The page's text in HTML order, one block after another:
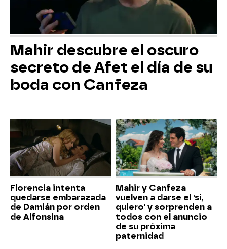
Mahir descubre el oscuro
secreto de Afet el día de su
boda con Canfeza
Florencia intenta
quedarse embarazada
de Damián por orden
de Alfonsina
Mahir y Canfeza
vuelven a darse el 'sí,
quiero' y sorprenden a
todos con el anuncio
de su próxima
paternidad